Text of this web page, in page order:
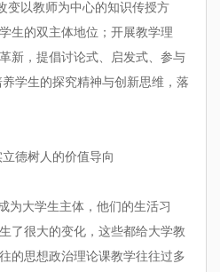
变以教师为中心的知识传授方
的双主体地位；开展教学理
新，提倡讨论式、启发式、参与
学生的探究精神与创新思维，落
德树人的价值导向
为大学生主体，他们的生活习
了很大的变化，这些都给大学教
的思想政治理论课教学往往过多